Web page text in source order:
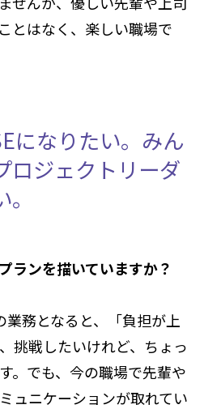
とはなく、楽しい職場で
になりたい。みん
ロジェクトリーダ
ランを描いていますか？
務となると、「負担が上
挑戦したいけれど、ちょっ
。でも、今の職場で先輩や
ュニケーションが取れてい